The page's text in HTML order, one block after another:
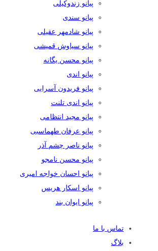
پیانو زندوکیلی
پیانو سندی
پیانو شادمهر عقیلی
پیانو سیاوش قمیشی
پیانو محسن یگانه
پیانو اندی
پیانو فریدون آسرایی
پیانو اندی تلنت
پیانو مجید انتظامی
پیانو عرفان طهماسبی
پیانو ناصر چشم آذر
پیانو محسن نامجو
پیانو احسان خواجه امیری
پیانو اسکار هریس
پیانو ایوان بند
تماس با ما
بلاگ